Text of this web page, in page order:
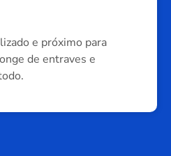
e próximo para
de entraves e